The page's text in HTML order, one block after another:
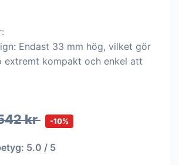
Endast 33 mm hög, vilket gör
extremt kompakt och enkel att
kr -10%
5.0 / 5